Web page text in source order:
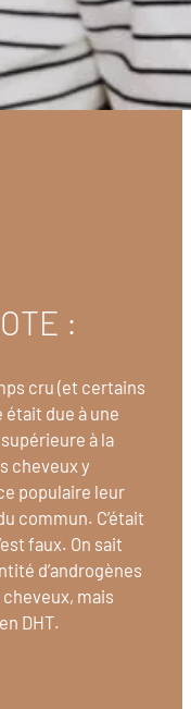
:
cru (et certains
due à une
à la
cheveux y
populaire leur
commun. C’était
faux. On sait
d’androgènes
mais
DHT.